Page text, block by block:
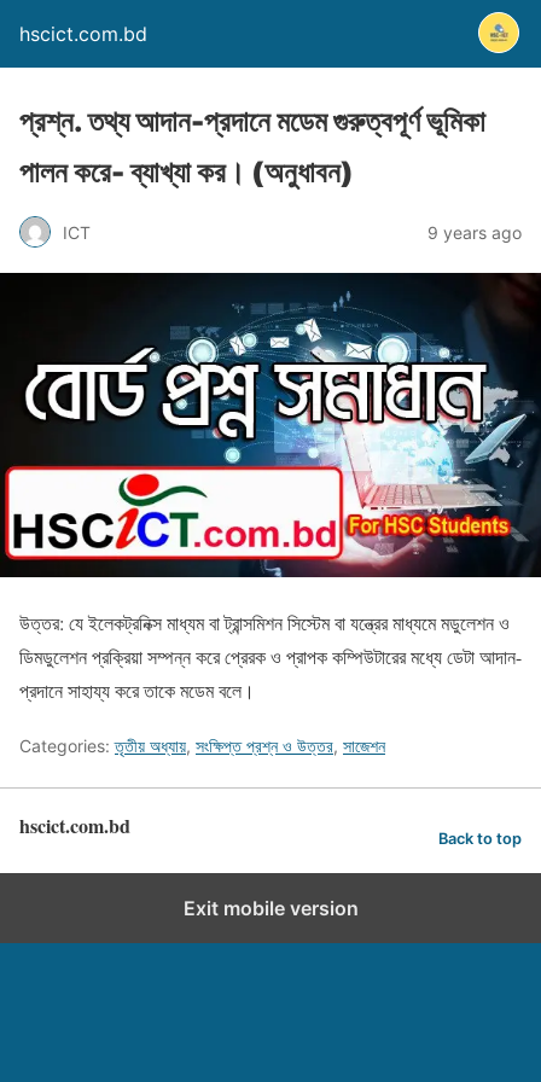
hscict.com.bd
প্রশ্ন. তথ্য আদান-প্রদানে মডেম গুরুত্বপূর্ণ ভূমিকা
পালন করে- ব্যাখ্যা কর। (অনুধাবন)
ICT 9 years ago
উত্তর: যে ইলেকট্রনিক্স মাধ্যম বা ট্রান্সমিশন সিস্টেম বা যন্ত্রের মাধ্যমে মডুলেশন ও
ডিমডুলেশন প্রক্রিয়া সম্পন্ন করে প্রেরক ও প্রাপক কম্পিউটারের মধ্যে ডেটা আদান-
প্রদানে সাহায্য করে তাকে মডেম বলে।
Categories:তৃতীয় অধ্যায়, সংক্ষিপ্ত প্রশ্ন ও উত্তর, সাজেশন
hscict.com.bd Back to top
Exit mobile version